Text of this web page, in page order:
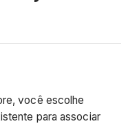
você escolhe
para associar